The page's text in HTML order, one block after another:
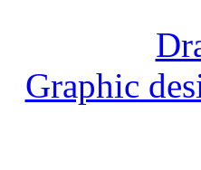
Graphic